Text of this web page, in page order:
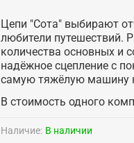
Наличие: В наличии
Цепи "Сота" выбирают
любители путешествий.
количества основных и
надёжное сцепление с
самую тяжёлую машину
В стоимость одного